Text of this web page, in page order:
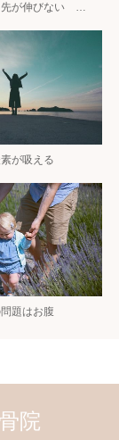
先が伸びない …
が吸える
題はお腹
院